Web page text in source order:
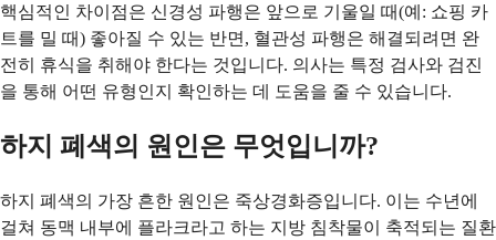
핵심적인 차이점은 신경성 파행은 앞으로 기울일 때(예: 쇼핑 카
트를 밀 때) 좋아질 수 있는 반면, 혈관성 파행은 해결되려면 완
전히 휴식을 취해야 한다는 것입니다. 의사는 특정 검사와 검진
을 통해 어떤 유형인지 확인하는 데 도움을 줄 수 있습니다.
하지 폐색의 원인은 무엇입니까?
하지 폐색의 가장 흔한 원인은 죽상경화증입니다. 이는 수년에
걸쳐 동맥 내부에 플라크라고 하는 지방 침착물이 축적되는 질환